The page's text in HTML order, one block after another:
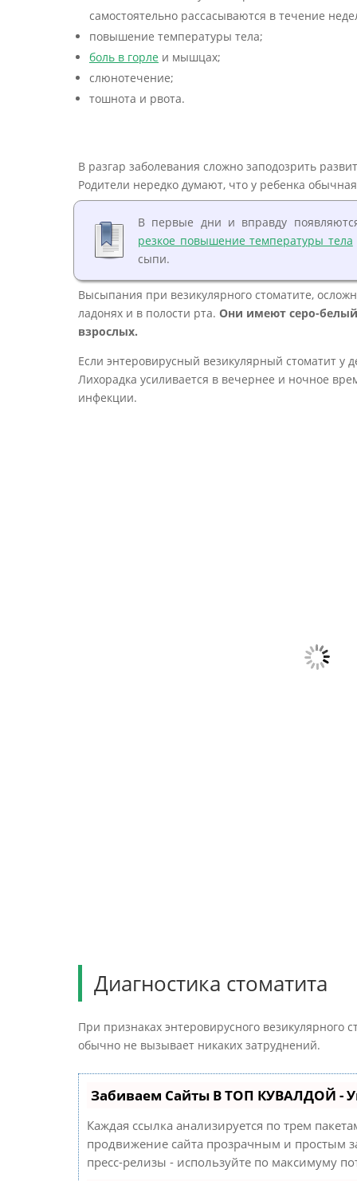
самостоятельно рассасываются в течение
повышение температуры тела;
боль в горле и мышцах;
слюнотечение;
тошнота и рвота.
В разгар заболевания сложно заподозрить
Родители нередко думают, что у ребенка
В первые дни и вправду
резкое повышение температуры тела
сыпи.
Высыпания при везикулярного стоматите,
ладонях и в полости рта. Они имеют серо-белый
взрослых.
Если энтеровирусный везикулярный стоматит у
Лихорадка усиливается в вечернее и ночное
инфекции.
Диагностика стоматита
При признаках энтеровирусного везикулярного
обычно не вызывает никаких затруднений.
Забиваем Сайты В ТОП КУВАЛДОЙ -
Каждая ссылка анализируется по трем
продвижение сайта прозрачным и простым
пресс-релизы - используйте по максимуму